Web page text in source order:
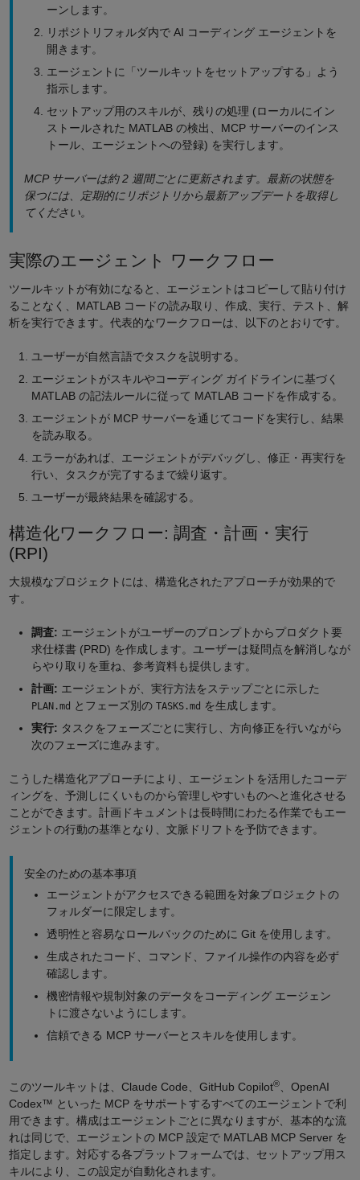
ーンします。
リポジトリフォルダ内で AI コーディング エージェントを
開きます。
エージェントに「ツールキットをセットアップする」よう
指示します。
セットアップ用のスキルが、残りの処理 (ローカルにイン
ストールされた MATLAB の検出、MCP サーバーのインス
トール、エージェントへの登録) を実行します。
MCP サーバーは約 2 週間ごとに更新されます。最新の状態を
保つには、定期的にリポジトリから最新アップデートを取得し
てください。
実際のエージェント ワークフロー
ツールキットが有効になると、エージェントはコピーして貼り付け
ることなく、MATLAB コードの読み取り、作成、実行、テスト、解
析を実行できます。代表的なワークフローは、以下のとおりです。
ユーザーが自然言語でタスクを説明する。
エージェントがスキルやコーディング ガイドラインに基づく
MATLAB の記法ルールに従って MATLAB コードを作成する。
エージェントが MCP サーバーを通じてコードを実行し、結果
を読み取る。
エラーがあれば、エージェントがデバッグし、修正・再実行を
行い、タスクが完了するまで繰り返す。
ユーザーが最終結果を確認する。
構造化ワークフロー: 調査・計画・実行
(RPI)
大規模なプロジェクトには、構造化されたアプローチが効果的で
す。
調査: エージェントがユーザーのプロンプトからプロダクト要
求仕様書 (PRD) を作成します。ユーザーは疑問点を解消しなが
らやり取りを重ね、参考資料も提供します。
計画: エージェントが、実行方法をステップごとに示した
PLAN.md とフェーズ別の TASKS.md を生成します。
実行: タスクをフェーズごとに実行し、方向修正を行いながら
次のフェーズに進みます。
こうした構造化アプローチにより、エージェントを活用したコーデ
ィングを、予測しにくいものから管理しやすいものへと進化させる
ことができます。計画ドキュメントは長時間にわたる作業でもエー
ジェントの行動の基準となり、文脈ドリフトを予防できます。
安全のための基本事項
エージェントがアクセスできる範囲を対象プロジェクトの
フォルダーに限定します。
透明性と容易なロールバックのために Git を使用します。
生成されたコード、コマンド、ファイル操作の内容を必ず
確認します。
機密情報や規制対象のデータをコーディング エージェン
トに渡さないようにします。
信頼できる MCP サーバーとスキルを使用します。
このツールキットは、Claude Code、GitHub Copilot®、OpenAI
Codex™ といった MCP をサポートするすべてのエージェントで利
用できます。構成はエージェントごとに異なりますが、基本的な流
れは同じで、エージェントの MCP 設定で MATLAB MCP Server を
指定します。対応する各プラットフォームでは、セットアップ用ス
キルにより、この設定が自動化されます。